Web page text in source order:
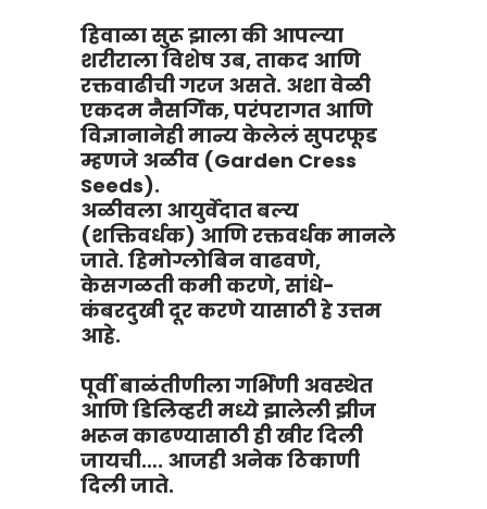
हिवाळा सुरू झाला की आपल्या
शरीराला विशेष उब, ताकद आणि
रक्तवाढीची गरज असते. अशा वेळी
एकदम नैसर्गिक, परंपरागत आणि
विज्ञानानेही मान्य केलेलं सुपरफूड
म्हणजे अळीव (Garden Cress
Seeds).
अळीवला आयुर्वेदात बल्य
(शक्तिवर्धक) आणि रक्तवर्धक मानले
जाते. हिमोग्लोबिन वाढवणे,
केसगळती कमी करणे, सांधे-
कंबरदुखी दूर करणे यासाठी हे उत्तम
आहे.
पूर्वी बाळंतीणीला गर्भिणी अवस्थेत
आणि डिलिव्हरी मध्ये झालेली झीज
भरून काढण्यासाठी ही खीर दिली
जायची…. आजही अनेक ठिकाणी
दिली जाते.
Chat Now